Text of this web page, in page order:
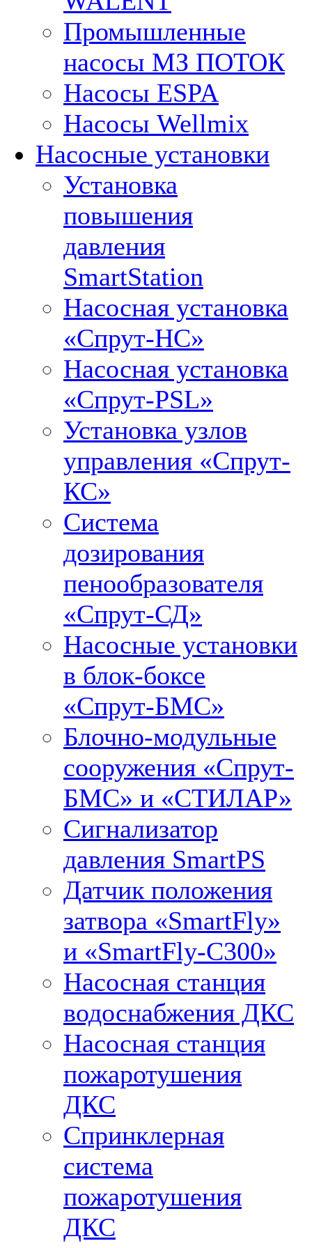
Промышленные
насосы МЗ ПОТОК
Насосы ESPA
Насосы Wellmix
Насосные установки
Установка
повышения
давления
SmartStation
Насосная установка
«Спрут-НС»
Насосная установка
«Спрут-PSL»
Установка узлов
управления «Спрут-
КС»
Система
дозирования
пенообразователя
«Спрут-СД»
Насосные установки
в блок-боксе
«Спрут-БМС»
Блочно-модульные
сооружения «Спрут-
БМС» и «СТИЛАР»
Сигнализатор
давления SmartPS
Датчик положения
затвора «SmartFly»
и «SmartFly-С300»
Насосная станция
водоснабжения ДКС
Насосная станция
пожаротушения
ДКС
Спринклерная
система
пожаротушения
ДКС